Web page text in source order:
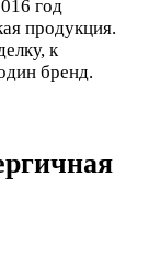
год
продукция.
к
бренд.